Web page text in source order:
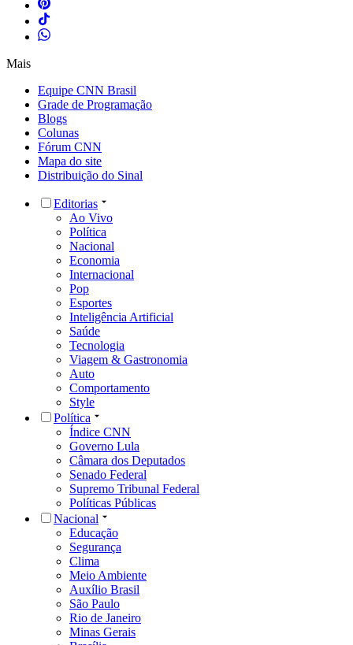
Mais
Equipe CNN Brasil
Grade de Programação
Blogs
Colunas
Fórum CNN
Mapa do site
Distribuição do Sinal
Editorias
Ao Vivo
Política
Nacional
Economia
Internacional
Pop
Esportes
Inteligência Artificial
Saúde
Tecnologia
Viagem & Gastronomia
Auto
Comportamento
Style
Política
Índice CNN
Governo Lula
Câmara dos Deputados
Senado Federal
Supremo Tribunal Federal
Políticas Públicas
Nacional
Educação
Segurança
Clima
Meio Ambiente
Auxílio Brasil
São Paulo
Rio de Janeiro
Minas Gerais